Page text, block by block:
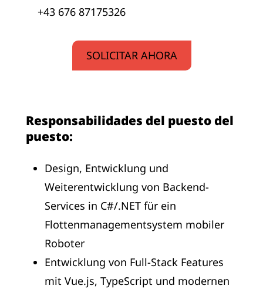
+43 676 87175326
SOLICITAR AHORA
Responsabilidades del puesto del
puesto:
Design, Entwicklung und
Weiterentwicklung von Backend-
Services in C#/.NET für ein
Flottenmanagementsystem mobiler
Roboter
Entwicklung von Full-Stack Features
mit Vue.js, TypeScript und modernen